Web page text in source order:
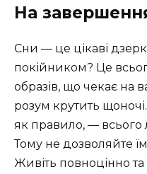
На
Сни — це цікаві
покійником? Це
образів, що чекає на
розум крутить
як правило, — всього
Тому не дозволяйте
Живіть повноцінно